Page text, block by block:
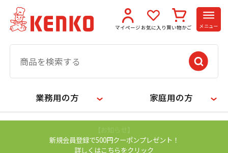
マイページ お気に入り 買い物かご メニュー
業務用の方 家庭用の方
【お知らせ】
新規会員登録で500円クーポンプレゼント！
詳しくはこちらをクリック